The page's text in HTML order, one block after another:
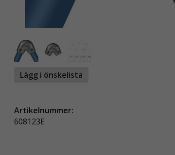
Lägg i önskelista
Artikelnummer:
608123E